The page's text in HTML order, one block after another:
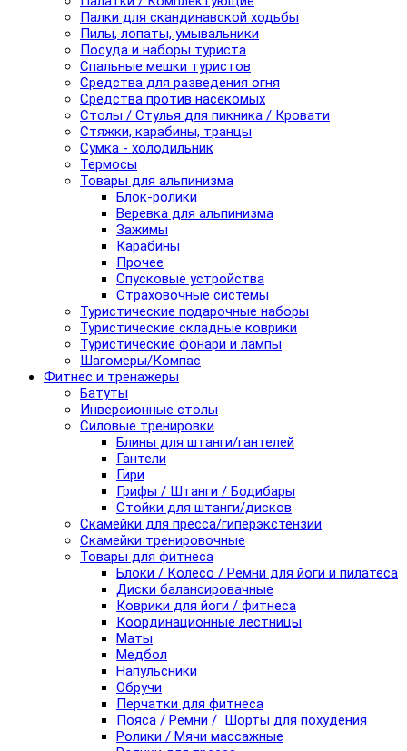
Палки для скандинавской ходьбы
Пилы, лопаты, умывальники
Посуда и наборы туриста
Спальные мешки туристов
Средства для разведения огня
Средства против насекомых
Столы / Стулья для пикника / Кровати
Стяжки, карабины, транцы
Сумка - холодильник
Термосы
Товары для альпинизма
Блок-ролики
Веревка для альпинизма
Зажимы
Карабины
Прочее
Спусковые устройства
Страховочные системы
Туристические подарочные наборы
Туристические складные коврики
Туристические фонари и лампы
Шагомеры/Компас
Фитнес и тренажеры
Батуты
Инверсионные столы
Силовые тренировки
Блины для штанги/гантелей
Гантели
Гири
Грифы / Штанги / Бодибары
Стойки для штанги/дисков
Скамейки для пресса/гиперэкстензии
Скамейки тренировочные
Товары для фитнеса
Блоки / Колесо / Ремни для йоги и пилатеса
Диски балансировачные
Коврики для йоги / фитнеса
Координационные лестницы
Маты
Медбол
Напульсники
Обручи
Перчатки для фитнеса
Пояса / Ремни / Шорты для похудения
Ролики / Мячи массажные